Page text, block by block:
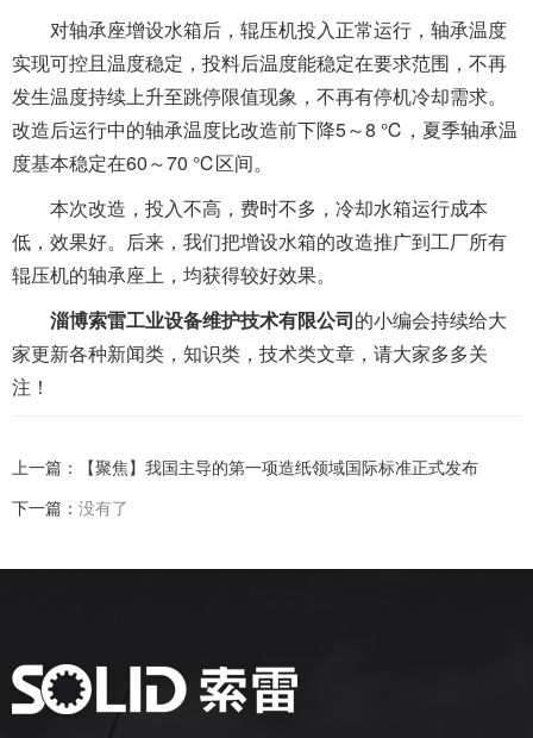
对轴承座增设水箱后，辊压机投入正常运行，轴承温度
实现可控且温度稳定，投料后温度能稳定在要求范围，不再
发生温度持续上升至跳停限值现象，不再有停机冷却需求。
改造后运行中的轴承温度比改造前下降5～8 ℃，夏季轴承温
度基本稳定在60～70 ℃区间。
本次改造，投入不高，费时不多，冷却水箱运行成本
低，效果好。后来，我们把增设水箱的改造推广到工厂所有
辊压机的轴承座上，均获得较好效果。
淄博索雷工业设备维护技术有限公司的小编会持续给大
家更新各种新闻类，知识类，技术类文章，请大家多多关
注！
上一篇：
【聚焦】我国主导的第一项造纸领域国际标准正式发布
下一篇： 没有了